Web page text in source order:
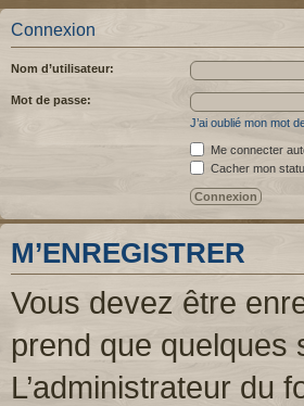
Connexion
Nom d’utilisateur:
Mot de passe:
J’ai oublié mon mot
Me connecter
Cacher mon
M’ENREGISTRER
Vous devez être
prend que quelques
L’administrateur du